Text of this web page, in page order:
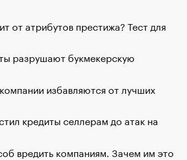
от атрибутов престижа? Тест для
разрушают букмекерскую
избавляются от лучших
кредиты селлерам до атак на
вредить компаниям. Зачем им это